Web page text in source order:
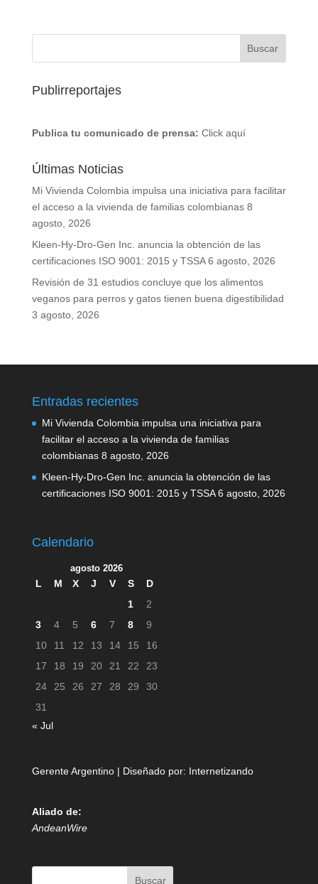
Publirreportajes
Publica tu comunicado de prensa: Click aquí
Últimas Noticias
Mi Vivienda Colombia impulsa una iniciativa para facilitar
el acceso a la vivienda de familias colombianas 8
agosto, 2026
Kleen-Hy-Dro-Gen Inc. anuncia la obtención de las
certificaciones ISO 9001: 2015 y TSSA 6 agosto, 2026
Revisión de 31 estudios concluye que los alimentos
veganos para perros y gatos tienen buena digestibilidad
3 agosto, 2026
Entradas recientes
Mi Vivienda Colombia impulsa una iniciativa para
facilitar el acceso a la vivienda de familias
colombianas 8 agosto, 2026
Kleen-Hy-Dro-Gen Inc. anuncia la obtención de las
certificaciones ISO 9001: 2015 y TSSA 6 agosto, 2026
Calendario
agosto 2026
L M X J V S
D
1
2
3
4 5 6 7 8
9
10
11 12 13 14 15
16
17
18 19 20 21 22
23
24
25 26 27 28 29
30
31
« Jul
Gerente Argentino | Diseñado por: Internetizando
Aliado de:
AndeanWire